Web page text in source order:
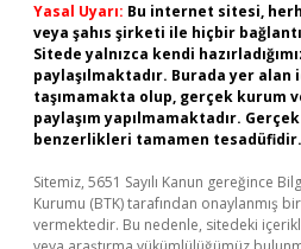
Yasal Uyarı: Bu internet sitesi,
veya şahıs şirketi ile hiçbir
Sitede yalnızca kendi
paylaşılmaktadır. Burada yer
taşımamakta olup, gerçek kurum
paylaşım yapılmamaktadır.
benzerlikleri tamamen tesadüfidir.
Sitemiz, 5651 Sayılı Kanun gereğince
Kurumu (BTK) tarafından onaylanmış
vermektedir. Bu nedenle, sitedeki